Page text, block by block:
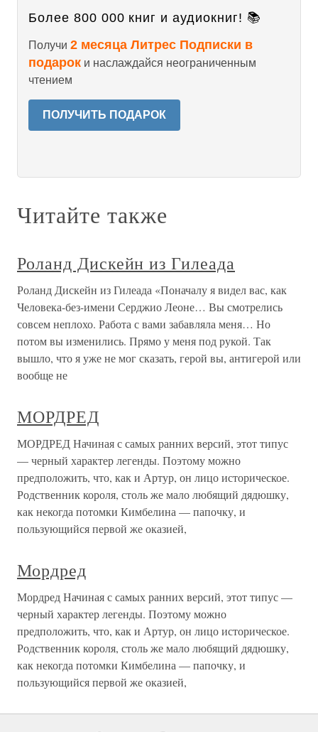
Более 800 000 книг и аудиокниг! 📚
Получи 2 месяца Литрес Подписки в
подарок и наслаждайся неограниченным
чтением
ПОЛУЧИТЬ ПОДАРОК
Читайте также
Роланд Дискейн из Гилеада
Роланд Дискейн из Гилеада «Поначалу я видел вас, как
Человека-без-имени Серджио Леоне… Вы смотрелись
совсем неплохо. Работа с вами забавляла меня… Но
потом вы изменились. Прямо у меня под рукой. Так
вышло, что я уже не мог сказать, герой вы, антигерой или
вообще не
МОРДРЕД
МОРДРЕД Начиная с самых ранних версий, этот типус
— черный характер легенды. Поэтому можно
предположить, что, как и Артур, он лицо историческое.
Родственник короля, столь же мало любящий дядюшку,
как некогда потомки Кимбелина — папочку, и
пользующийся первой же оказией,
Мордред
Мордред Начиная с самых ранних версий, этот типус —
черный характер легенды. Поэтому можно
предположить, что, как и Артур, он лицо историческое.
Родственник короля, столь же мало любящий дядюшку,
как некогда потомки Кимбелина — папочку, и
пользующийся первой же оказией,